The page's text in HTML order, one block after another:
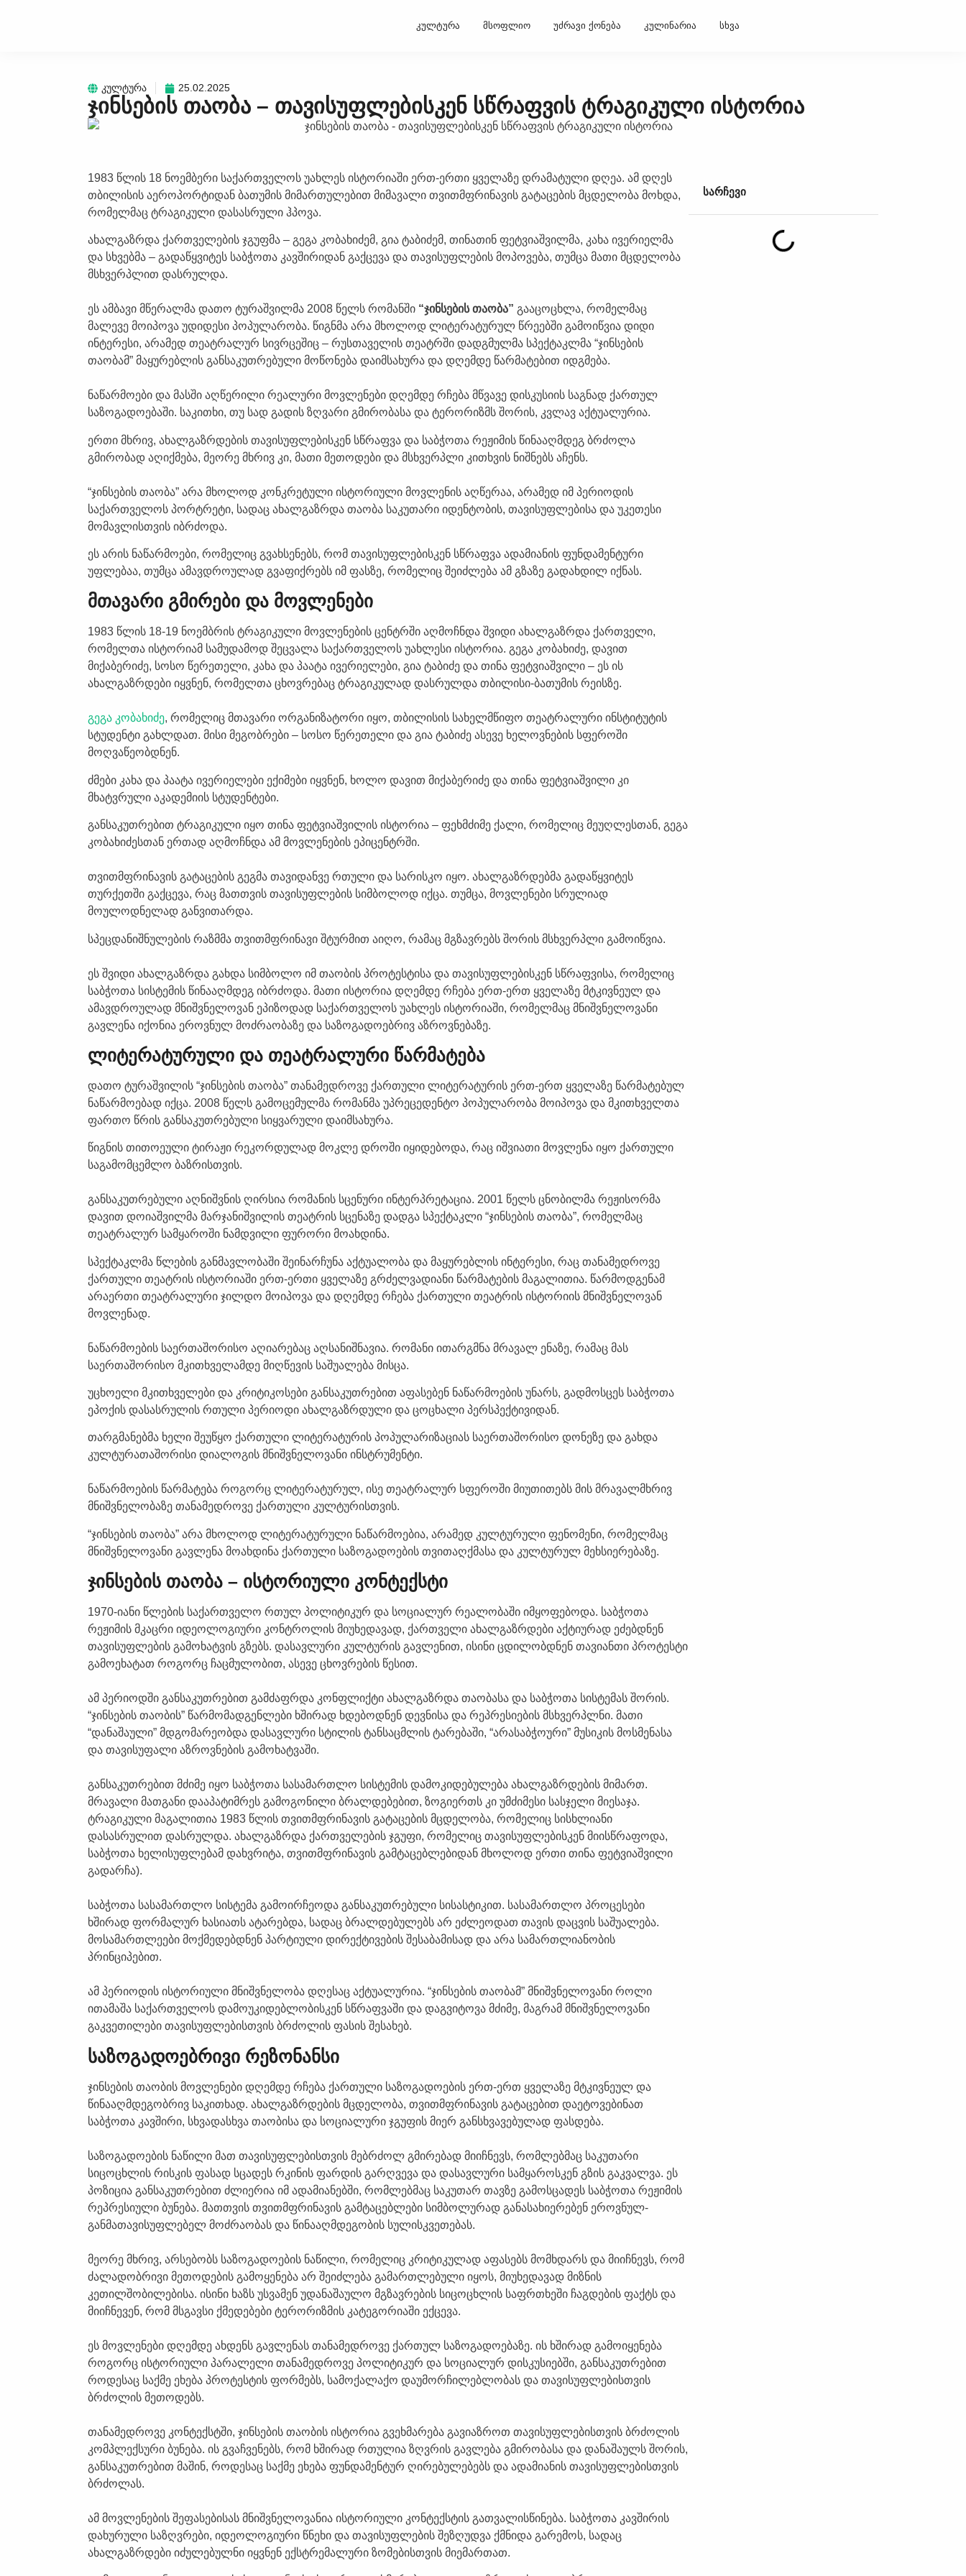
კულტურა მსოფლიო უძრავი ქონება კულინარია სხვა
კულტურა 25.02.2025
ჯინსების თაობა – თავისუფლებისკენ სწრაფვის ტრაგიკული ისტორია
1983 წლის 18 ნოემბერი საქართველოს უახლეს ისტორიაში ერთ-ერთი ყველაზე დრამატული დღეა. ამ დღეს
თბილისის აეროპორტიდან ბათუმის მიმართულებით მიმავალი თვითმფრინავის გატაცების მცდელობა მოხდა,
რომელმაც ტრაგიკული დასასრული ჰპოვა.
ახალგაზრდა ქართველების ჯგუფმა – გეგა კობახიძემ, გია ტაბიძემ, თინათინ ფეტვიაშვილმა, კახა ივერიელმა
და სხვებმა – გადაწყვიტეს საბჭოთა კავშირიდან გაქცევა და თავისუფლების მოპოვება, თუმცა მათი მცდელობა
მსხვერპლით დასრულდა.
ეს ამბავი მწერალმა დათო ტურაშვილმა 2008 წელს რომანში “ჯინსების თაობა” გააცოცხლა, რომელმაც
მალევე მოიპოვა უდიდესი პოპულარობა. წიგნმა არა მხოლოდ ლიტერატურულ წრეებში გამოიწვია დიდი
ინტერესი, არამედ თეატრალურ სივრცეშიც – რუსთაველის თეატრში დადგმულმა სპექტაკლმა “ჯინსების
თაობამ” მაყურებლის განსაკუთრებული მოწონება დაიმსახურა და დღემდე წარმატებით იდგმება.
ნაწარმოები და მასში აღწერილი რეალური მოვლენები დღემდე რჩება მწვავე დისკუსიის საგნად ქართულ
საზოგადოებაში. საკითხი, თუ სად გადის ზღვარი გმირობასა და ტერორიზმს შორის, კვლავ აქტუალურია.
ერთი მხრივ, ახალგაზრდების თავისუფლებისკენ სწრაფვა და საბჭოთა რეჟიმის წინააღმდეგ ბრძოლა
გმირობად აღიქმება, მეორე მხრივ კი, მათი მეთოდები და მსხვერპლი კითხვის ნიშნებს აჩენს.
“ჯინსების თაობა” არა მხოლოდ კონკრეტული ისტორიული მოვლენის აღწერაა, არამედ იმ პერიოდის
საქართველოს პორტრეტი, სადაც ახალგაზრდა თაობა საკუთარი იდენტობის, თავისუფლებისა და უკეთესი
მომავლისთვის იბრძოდა.
ეს არის ნაწარმოები, რომელიც გვახსენებს, რომ თავისუფლებისკენ სწრაფვა ადამიანის ფუნდამენტური
უფლებაა, თუმცა ამავდროულად გვაფიქრებს იმ ფასზე, რომელიც შეიძლება ამ გზაზე გადახდილ იქნას.
მთავარი გმირები და მოვლენები
1983 წლის 18-19 ნოემბრის ტრაგიკული მოვლენების ცენტრში აღმოჩნდა შვიდი ახალგაზრდა ქართველი,
რომელთა ისტორიამ სამუდამოდ შეცვალა საქართველოს უახლესი ისტორია. გეგა კობახიძე, დავით
მიქაბერიძე, სოსო წერეთელი, კახა და პაატა ივერიელები, გია ტაბიძე და თინა ფეტვიაშვილი – ეს ის
ახალგაზრდები იყვნენ, რომელთა ცხოვრებაც ტრაგიკულად დასრულდა თბილისი-ბათუმის რეისზე.
გეგა კობახიძე, რომელიც მთავარი ორგანიზატორი იყო, თბილისის სახელმწიფო თეატრალური ინსტიტუტის
სტუდენტი გახლდათ. მისი მეგობრები – სოსო წერეთელი და გია ტაბიძე ასევე ხელოვნების სფეროში
მოღვაწეობდნენ.
ძმები კახა და პაატა ივერიელები ექიმები იყვნენ, ხოლო დავით მიქაბერიძე და თინა ფეტვიაშვილი კი
მხატვრული აკადემიის სტუდენტები.
განსაკუთრებით ტრაგიკული იყო თინა ფეტვიაშვილის ისტორია – ფეხმძიმე ქალი, რომელიც მეუღლესთან, გეგა
კობახიძესთან ერთად აღმოჩნდა ამ მოვლენების ეპიცენტრში.
თვითმფრინავის გატაცების გეგმა თავიდანვე რთული და სარისკო იყო. ახალგაზრდებმა გადაწყვიტეს
თურქეთში გაქცევა, რაც მათთვის თავისუფლების სიმბოლოდ იქცა. თუმცა, მოვლენები სრულიად
მოულოდნელად განვითარდა.
სპეცდანიშნულების რაზმმა თვითმფრინავი შტურმით აიღო, რამაც მგზავრებს შორის მსხვერპლი გამოიწვია.
ეს შვიდი ახალგაზრდა გახდა სიმბოლო იმ თაობის პროტესტისა და თავისუფლებისკენ სწრაფვისა, რომელიც
საბჭოთა სისტემის წინააღმდეგ იბრძოდა. მათი ისტორია დღემდე რჩება ერთ-ერთ ყველაზე მტკივნეულ და
ამავდროულად მნიშვნელოვან ეპიზოდად საქართველოს უახლეს ისტორიაში, რომელმაც მნიშვნელოვანი
გავლენა იქონია ეროვნულ მოძრაობაზე და საზოგადოებრივ აზროვნებაზე.
ლიტერატურული და თეატრალური წარმატება
დათო ტურაშვილის “ჯინსების თაობა” თანამედროვე ქართული ლიტერატურის ერთ-ერთ ყველაზე წარმატებულ
ნაწარმოებად იქცა. 2008 წელს გამოცემულმა რომანმა უპრეცედენტო პოპულარობა მოიპოვა და მკითხველთა
ფართო წრის განსაკუთრებული სიყვარული დაიმსახურა.
წიგნის თითოეული ტირაჟი რეკორდულად მოკლე დროში იყიდებოდა, რაც იშვიათი მოვლენა იყო ქართული
საგამომცემლო ბაზრისთვის.
განსაკუთრებული აღნიშვნის ღირსია რომანის სცენური ინტერპრეტაცია. 2001 წელს ცნობილმა რეჟისორმა
დავით დოიაშვილმა მარჯანიშვილის თეატრის სცენაზე დადგა სპექტაკლი “ჯინსების თაობა”, რომელმაც
თეატრალურ სამყაროში ნამდვილი ფურორი მოახდინა.
სპექტაკლმა წლების განმავლობაში შეინარჩუნა აქტუალობა და მაყურებლის ინტერესი, რაც თანამედროვე
ქართული თეატრის ისტორიაში ერთ-ერთი ყველაზე გრძელვადიანი წარმატების მაგალითია. წარმოდგენამ
არაერთი თეატრალური ჯილდო მოიპოვა და დღემდე რჩება ქართული თეატრის ისტორიის მნიშვნელოვან
მოვლენად.
ნაწარმოების საერთაშორისო აღიარებაც აღსანიშნავია. რომანი ითარგმნა მრავალ ენაზე, რამაც მას
საერთაშორისო მკითხველამდე მიღწევის საშუალება მისცა.
უცხოელი მკითხველები და კრიტიკოსები განსაკუთრებით აფასებენ ნაწარმოების უნარს, გადმოსცეს საბჭოთა
ეპოქის დასასრულის რთული პერიოდი ახალგაზრდული და ცოცხალი პერსპექტივიდან.
თარგმანებმა ხელი შეუწყო ქართული ლიტერატურის პოპულარიზაციას საერთაშორისო დონეზე და გახდა
კულტურათაშორისი დიალოგის მნიშვნელოვანი ინსტრუმენტი.
ნაწარმოების წარმატება როგორც ლიტერატურულ, ისე თეატრალურ სფეროში მიუთითებს მის მრავალმხრივ
მნიშვნელობაზე თანამედროვე ქართული კულტურისთვის.
“ჯინსების თაობა” არა მხოლოდ ლიტერატურული ნაწარმოებია, არამედ კულტურული ფენომენი, რომელმაც
მნიშვნელოვანი გავლენა მოახდინა ქართული საზოგადოების თვითაღქმასა და კულტურულ მეხსიერებაზე.
ჯინსების თაობა – ისტორიული კონტექსტი
1970-იანი წლების საქართველო რთულ პოლიტიკურ და სოციალურ რეალობაში იმყოფებოდა. საბჭოთა
რეჟიმის მკაცრი იდეოლოგიური კონტროლის მიუხედავად, ქართველი ახალგაზრდები აქტიურად ეძებდნენ
თავისუფლების გამოხატვის გზებს. დასავლური კულტურის გავლენით, ისინი ცდილობდნენ თავიანთი პროტესტი
გამოეხატათ როგორც ჩაცმულობით, ასევე ცხოვრების წესით.
ამ პერიოდში განსაკუთრებით გამძაფრდა კონფლიქტი ახალგაზრდა თაობასა და საბჭოთა სისტემას შორის.
“ჯინსების თაობის” წარმომადგენლები ხშირად ხდებოდნენ დევნისა და რეპრესიების მსხვერპლნი. მათი
“დანაშაული” მდგომარეობდა დასავლური სტილის ტანსაცმლის ტარებაში, “არასაბჭოური” მუსიკის მოსმენასა
და თავისუფალი აზროვნების გამოხატვაში.
განსაკუთრებით მძიმე იყო საბჭოთა სასამართლო სისტემის დამოკიდებულება ახალგაზრდების მიმართ.
მრავალი მათგანი დააპატიმრეს გამოგონილი ბრალდებებით, ზოგიერთს კი უმძიმესი სასჯელი მიესაჯა.
ტრაგიკული მაგალითია 1983 წლის თვითმფრინავის გატაცების მცდელობა, რომელიც სისხლიანი
დასასრულით დასრულდა. ახალგაზრდა ქართველების ჯგუფი, რომელიც თავისუფლებისკენ მიისწრაფოდა,
საბჭოთა ხელისუფლებამ დახვრიტა, თვითმფრინავის გამტაცებლებიდან მხოლოდ ერთი თინა ფეტვიაშვილი
გადარჩა).
საბჭოთა სასამართლო სისტემა გამოირჩეოდა განსაკუთრებული სისასტიკით. სასამართლო პროცესები
ხშირად ფორმალურ ხასიათს ატარებდა, სადაც ბრალდებულებს არ ეძლეოდათ თავის დაცვის საშუალება.
მოსამართლეები მოქმედებდნენ პარტიული დირექტივების შესაბამისად და არა სამართლიანობის
პრინციპებით.
ამ პერიოდის ისტორიული მნიშვნელობა დღესაც აქტუალურია. “ჯინსების თაობამ” მნიშვნელოვანი როლი
ითამაშა საქართველოს დამოუკიდებლობისკენ სწრაფვაში და დაგვიტოვა მძიმე, მაგრამ მნიშვნელოვანი
გაკვეთილები თავისუფლებისთვის ბრძოლის ფასის შესახებ.
საზოგადოებრივი რეზონანსი
ჯინსების თაობის მოვლენები დღემდე რჩება ქართული საზოგადოების ერთ-ერთ ყველაზე მტკივნეულ და
წინააღმდეგობრივ საკითხად. ახალგაზრდების მცდელობა, თვითმფრინავის გატაცებით დაეტოვებინათ
საბჭოთა კავშირი, სხვადასხვა თაობისა და სოციალური ჯგუფის მიერ განსხვავებულად ფასდება.
საზოგადოების ნაწილი მათ თავისუფლებისთვის მებრძოლ გმირებად მიიჩნევს, რომლებმაც საკუთარი
სიცოცხლის რისკის ფასად სცადეს რკინის ფარდის გარღვევა და დასავლური სამყაროსკენ გზის გაკვალვა. ეს
პოზიცია განსაკუთრებით ძლიერია იმ ადამიანებში, რომლებმაც საკუთარ თავზე გამოსცადეს საბჭოთა რეჟიმის
რეპრესიული ბუნება. მათთვის თვითმფრინავის გამტაცებლები სიმბოლურად განასახიერებენ ეროვნულ-
განმათავისუფლებელ მოძრაობას და წინააღმდეგობის სულისკვეთებას.
მეორე მხრივ, არსებობს საზოგადოების ნაწილი, რომელიც კრიტიკულად აფასებს მომხდარს და მიიჩნევს, რომ
ძალადობრივი მეთოდების გამოყენება არ შეიძლება გამართლებული იყოს, მიუხედავად მიზნის
კეთილშობილებისა. ისინი ხაზს უსვამენ უდანაშაულო მგზავრების სიცოცხლის საფრთხეში ჩაგდების ფაქტს და
მიიჩნევენ, რომ მსგავსი ქმედებები ტერორიზმის კატეგორიაში ექცევა.
ეს მოვლენები დღემდე ახდენს გავლენას თანამედროვე ქართულ საზოგადოებაზე. ის ხშირად გამოიყენება
როგორც ისტორიული პარალელი თანამედროვე პოლიტიკურ და სოციალურ დისკუსიებში, განსაკუთრებით
როდესაც საქმე ეხება პროტესტის ფორმებს, სამოქალაქო დაუმორჩილებლობას და თავისუფლებისთვის
ბრძოლის მეთოდებს.
თანამედროვე კონტექსტში, ჯინსების თაობის ისტორია გვეხმარება გავიაზროთ თავისუფლებისთვის ბრძოლის
კომპლექსური ბუნება. ის გვაჩვენებს, რომ ხშირად რთულია ზღვრის გავლება გმირობასა და დანაშაულს შორის,
განსაკუთრებით მაშინ, როდესაც საქმე ეხება ფუნდამენტურ ღირებულებებს და ადამიანის თავისუფლებისთვის
ბრძოლას.
ამ მოვლენების შეფასებისას მნიშვნელოვანია ისტორიული კონტექსტის გათვალისწინება. საბჭოთა კავშირის
დახურული საზღვრები, იდეოლოგიური წნეხი და თავისუფლების შეზღუდვა ქმნიდა გარემოს, სადაც
ახალგაზრდები იძულებულნი იყვნენ ექსტრემალური ზომებისთვის მიემართათ.
სარჩევი